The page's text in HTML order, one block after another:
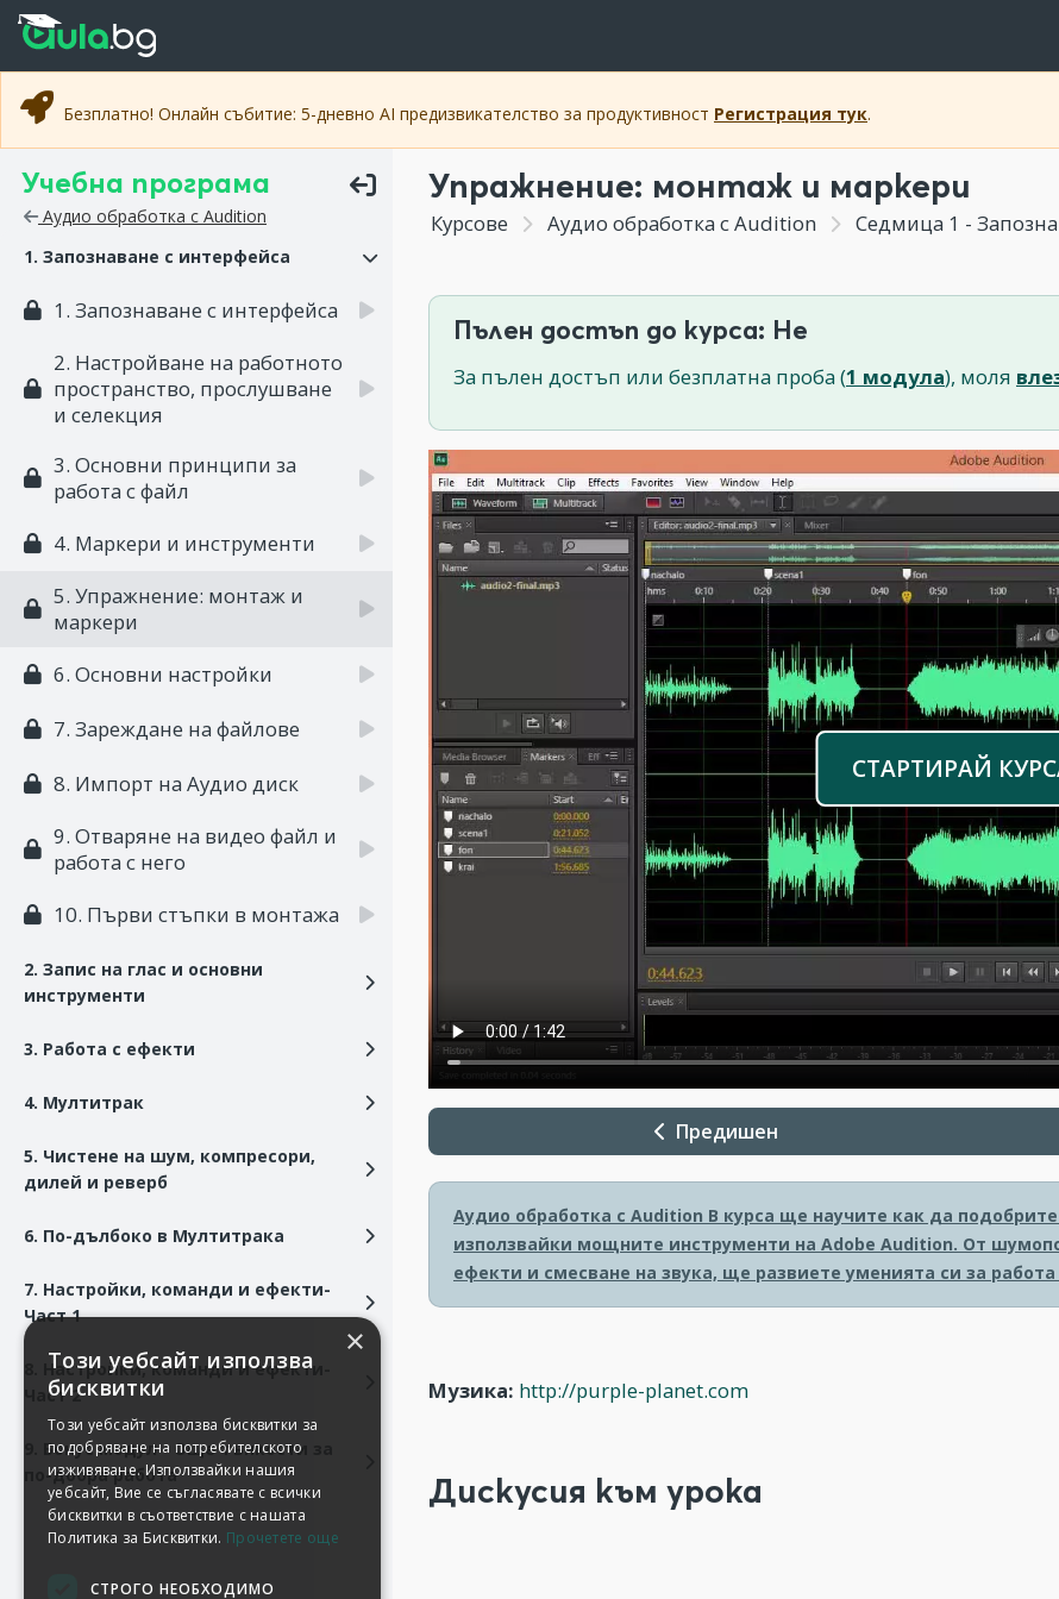
Прескочи към основното съдържание
Прескочи към навигацията
Безплатно! Онлайн събитие: 5-дневно AI предизвикателство за продуктивност Регистрация тук.
Учебна програма
Аудио обработка с Audition
1. Запознаване с интерфейса
1. Запознаване с интерфейса
2. Настройване на работното
пространство, прослушване
и селекция
3. Основни принципи за
работа с файл
4. Маркери и инструменти
5. Упражнение: монтаж и
маркери
6. Основни настройки
7. Зареждане на файлове
8. Импорт на Аудио диск
9. Отваряне на видео файл и
работа с него
10. Първи стъпки в монтажа
2. Запис на глас и основни
инструменти
3. Работа с ефекти
4. Мултитрак
5. Чистене на шум, компресори,
дилей и реверб
6. По-дълбоко в Мултитрака
7. Настройки, команди и ефекти-
Част 1
8. Настройки, команди и ефекти-
Част 2
9. Бонус модул - Още тънкости за
по-добра работа
Упражнение: монтаж и маркери
Курсове Аудио обработка с Audition Седмица 1 -
Пълен достъп до курса: Не
За пълен достъп или безплатна проба (1 модула), моля
СТАРТИРАЙ
Предишен
Аудио обработка с Audition В курса ще научите как да
използвайки мощните инструменти на Adobe Audition. От
ефекти и смесване на звука, ще развиете уменията си за
Музика: http://purple-planet.com
Дискусия към урока
×
Този уебсайт използва
бисквитки
Този уебсайт използва бисквитки за
подобряване на потребителското
изживяване. Използвайки нашия
уебсайт, Вие се съгласявате с всички
бисквитки в съответствие с нашата
Политика за Бисквитки. Прочетете още
СТРОГО НЕОБХОДИМО